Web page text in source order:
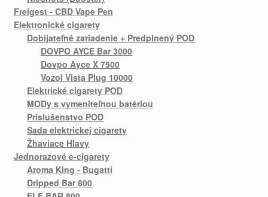
Freigest - CBD Vape Pen
Elektronické cigarety
Dobíjateľné zariadenie + Predplnený POD
DOVPO AYCE Bar 3000
Dovpo Ayce X 7500
Vozol Vista Plug 10000
Elektrické cigarety POD
MODy s vymeniteľnou batériou
Príslušenstvo POD
Sada elektrickej cigarety
Žhaviace Hlavy
Jednorazové e-cigarety
Aroma King - Bugatti
Dripped Bar 800